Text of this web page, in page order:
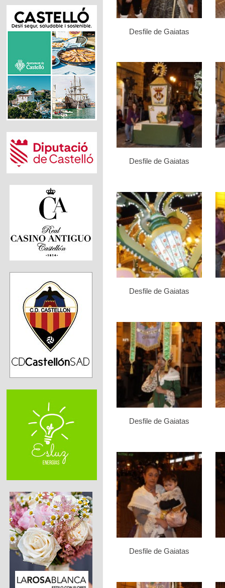
Desfile de Gaiatas
Desfile de Gaiatas
Desfile de Gaiatas
Desfile de Gaiatas
Desfile de Gaiatas